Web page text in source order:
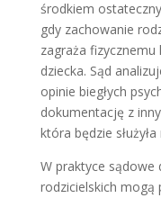
środkiem
gdy zachowanie
zagraża
dziecka. Sąd
opinie biegłych
dokumentację z
która będzie
W praktyce sądowe
rodzicielskich mogą